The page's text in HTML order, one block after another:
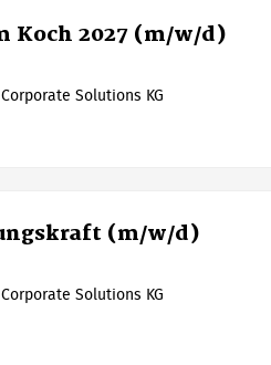
Koch 2027 (m/w/d)
Solutions KG
(m/w/d)
Solutions KG